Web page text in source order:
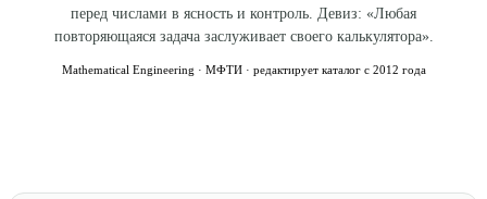
перед числами в ясность и контроль. Девиз: «Любая
повторяющаяся задача заслуживает своего калькулятора».
Mathematical Engineering · МФТИ · редактирует каталог с 2012 года